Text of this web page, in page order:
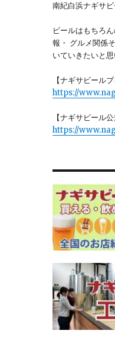
南紀白浜ナギサビ
ビールはもちろ
報・ グルメ関係
いていきたいと思
【ナギサビールブ
https://
【ナギサビール公
https://